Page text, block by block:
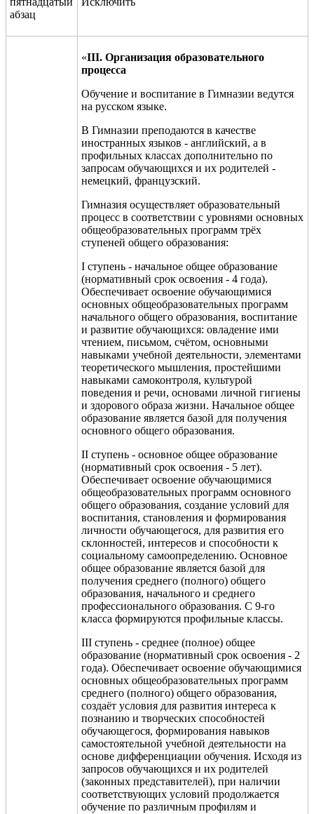
абзац
«III. Организация образовательного
процесса
Обучение и воспитание в Гимназии ведутся
на русском языке.
В Гимназии преподаются в качестве
иностранных языков - английский, а в
профильных классах дополнительно по
запросам обучающихся и их родителей -
немецкий, французский.
Гимназия осуществляет образовательный
процесс в соответствии с уровнями основных
общеобразовательных программ трёх
ступеней общего образования:
I ступень - начальное общее образование
(нормативный срок освоения - 4 года).
Обеспечивает освоение обучающимися
основных общеобразовательных программ
начального общего образования, воспитание
и развитие обучающихся: овладение ими
чтением, письмом, счётом, основными
навыками учебной деятельности, элементами
теоретического мышления, простейшими
навыками самоконтроля, культурой
поведения и речи, основами личной гигиены
и здорового образа жизни. Начальное общее
образование является базой для получения
основного общего образования.
II ступень - основное общее образование
(нормативный срок освоения - 5 лет).
Обеспечивает освоение обучающимися
общеобразовательных программ основного
общего образования, создание условий для
воспитания, становления и формирования
личности обучающегося, для развития его
склонностей, интересов и способности к
социальному самоопределению. Основное
общее образование является базой для
получения среднего (полного) общего
образования, начального и среднего
профессионального образования. С 9-го
класса формируются профильные классы.
III ступень - среднее (полное) общее
образование (нормативный срок освоения - 2
года). Обеспечивает освоение обучающимися
основных общеобразовательных программ
среднего (полного) общего образования,
создаёт условия для развития интереса к
познанию и творческих способностей
обучающегося, формирования навыков
самостоятельной учебной деятельности на
основе дифференциации обучения. Исходя из
запросов обучающихся и их родителей
(законных представителей), при наличии
соответствующих условий продолжается
обучение по различным профилям и